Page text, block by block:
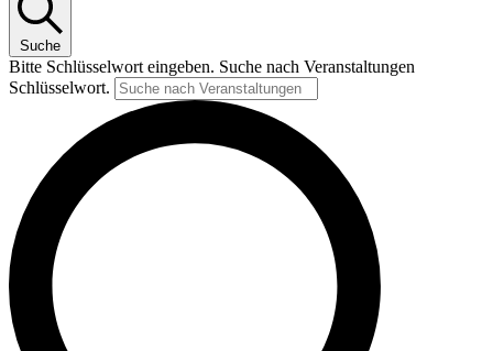
Suche
Bitte Schlüsselwort eingeben. Suche nach Veranstaltungen
Schlüsselwort.